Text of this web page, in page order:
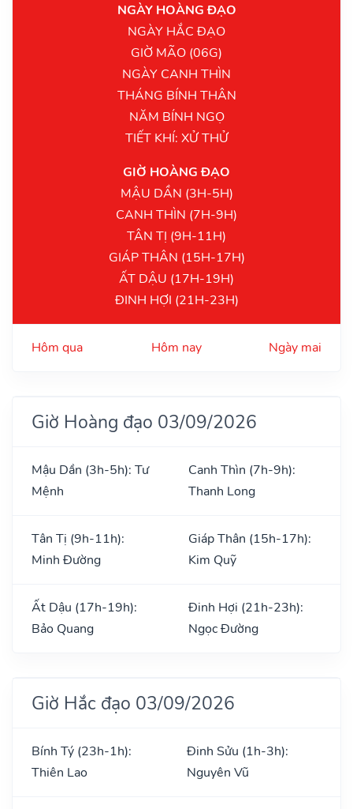
NGÀY HOÀNG ĐẠO
NGÀY HẮC ĐẠO
GIỜ MÃO (06G)
NGÀY CANH THÌN
THÁNG BÍNH THÂN
NĂM BÍNH NGỌ
TIẾT KHÍ: XỬ THỬ
GIỜ HOÀNG ĐẠO
MẬU DẦN (3H-5H)
CANH THÌN (7H-9H)
TÂN TỊ (9H-11H)
GIÁP THÂN (15H-17H)
ẤT DẬU (17H-19H)
ĐINH HỢI (21H-23H)
Hôm qua Hôm nay Ngày mai
Giờ Hoàng đạo 03/09/2026
Mậu Dần (3h-5h): Tư
Mệnh
Canh Thìn (7h-9h):
Thanh Long
Tân Tị (9h-11h):
Minh Đường
Giáp Thân (15h-17h):
Kim Quỹ
Ất Dậu (17h-19h):
Bảo Quang
Đinh Hợi (21h-23h):
Ngọc Đường
Giờ Hắc đạo 03/09/2026
Bính Tý (23h-1h):
Thiên Lao
Đinh Sửu (1h-3h):
Nguyên Vũ